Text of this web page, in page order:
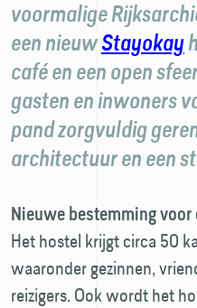
voormalige
een nieuwStayokay
café en een open
gasten en inwoners
pand zorgvuldig
architectuur en een
Nieuwe bestemming
Het hostel krijgt circa 50
waaronder gezinnen,
reizigers. Ook wordt het